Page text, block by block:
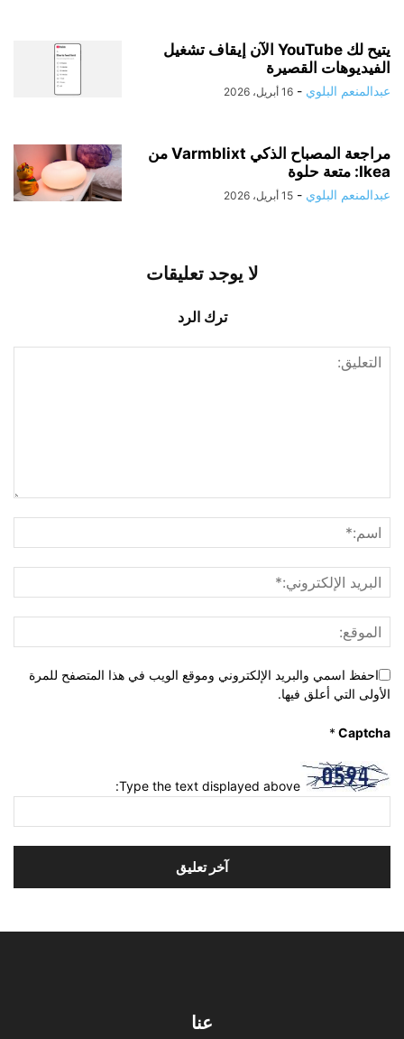
يتيح لك YouTube الآن إيقاف تشغيل
الفيديوهات القصيرة
عبدالمنعم البلوي - 16 أبريل، 2026
مراجعة المصباح الذكي Varmblixt من
Ikea: متعة حلوة
عبدالمنعم البلوي - 15 أبريل، 2026
لا يوجد تعليقات
ترك الرد
احفظ اسمي والبريد الإلكتروني وموقع الويب في هذا المتصفح للمرة
الأولى التي أعلق فيها.
Captcha
*
Type the text displayed above:
عنا